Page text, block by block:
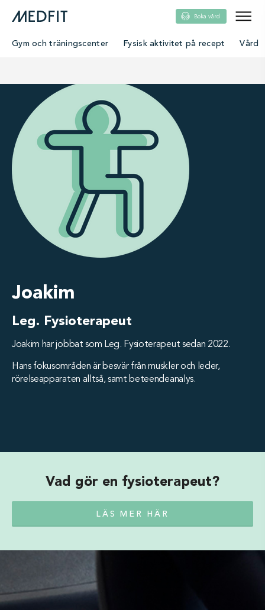
Boka vård
Gym och träningscenter Fysisk aktivitet på recept Vård
Joakim
Leg. Fysioterapeut
Joakim har jobbat som Leg. Fysioterapeut sedan 2022.
Hans fokusområden är besvär från muskler och leder,
rörelseapparaten alltså, samt beteendeanalys.
Vad gör en fysioterapeut?
LÄS MER HÄR